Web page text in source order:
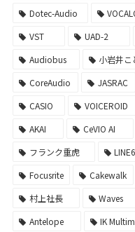
Dotec-Audio
VST
UAD-2
Audiobus
小岩井こ
CoreAudio
JASRAC
CASIO
VOICEROID
AKAI
CeVIO AI
フランク重虎
LINE6
Focusrite
Cakewalk
村上社長
Waves
Antelope
IK